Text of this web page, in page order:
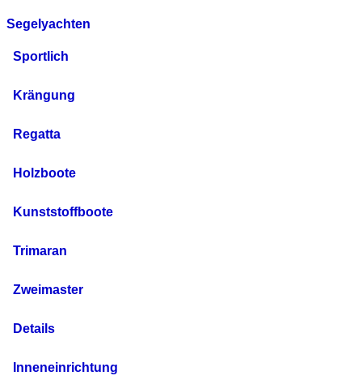
Segelyachten
Sportlich
Krängung
Regatta
Holzboote
Kunststoffboote
Trimaran
Zweimaster
Details
Inneneinrichtung